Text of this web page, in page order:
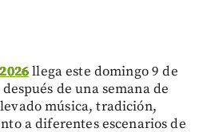
llega este domingo 9 de
de una semana de
música, tradición,
a diferentes escenarios de